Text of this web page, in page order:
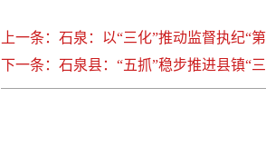
上一条：石泉：以“三化”推动监督执纪“
下一条：石泉县：“五抓”稳步推进县镇“